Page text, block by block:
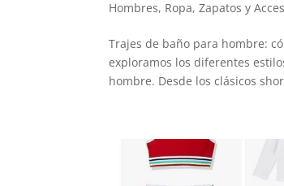
Hombres, Ropa, Zapatos y
Trajes de baño para hombre:
exploramos los diferentes
hombre. Desde los clásicos